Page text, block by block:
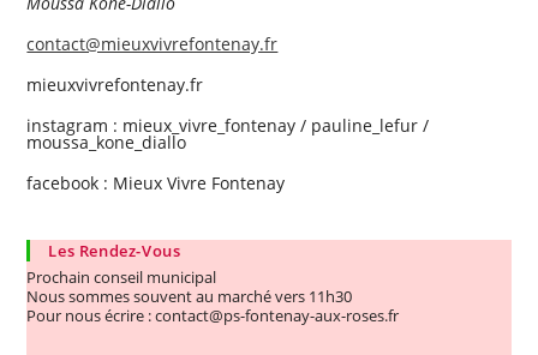
contact@mieuxvivrefontenay.fr
mieuxvivrefontenay.fr
instagram : mieux_vivre_fontenay / pauline_lefur /
moussa_kone_diallo
facebook : Mieux Vivre Fontenay
Les Rendez-Vous
Prochain conseil municipal
Nous sommes souvent au marché vers 11h30
Pour nous écrire : contact@ps-fontenay-aux-roses.fr